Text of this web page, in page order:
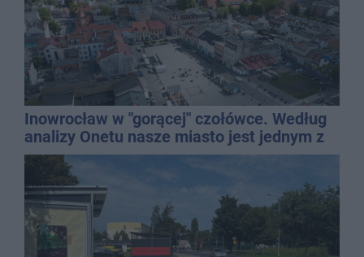
Inowrocław w "gorącej" czołówce. Według
analizy Onetu nasze miasto jest jednym z
najbardziej narażonych na upały